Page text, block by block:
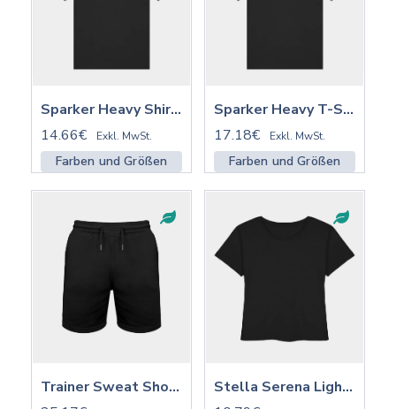
Sparker Heavy Shirt ST/ST 2.0 | STTU171
14.66€
Exkl. MwSt.
Farben und Größen
Sparker Heavy T-Shirt 2.0 ST/ST mit Stick | STTU171
17.18€
Exkl. MwSt.
Farben und Größen
Trainer Sweat Shorts 2.0 ST/ST mit Stick | STBU186
Stella Serena Lightweight Shirt ST/ST | STTW173